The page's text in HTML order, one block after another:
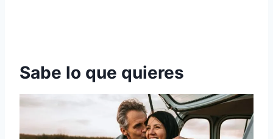
Sabe lo que quieres